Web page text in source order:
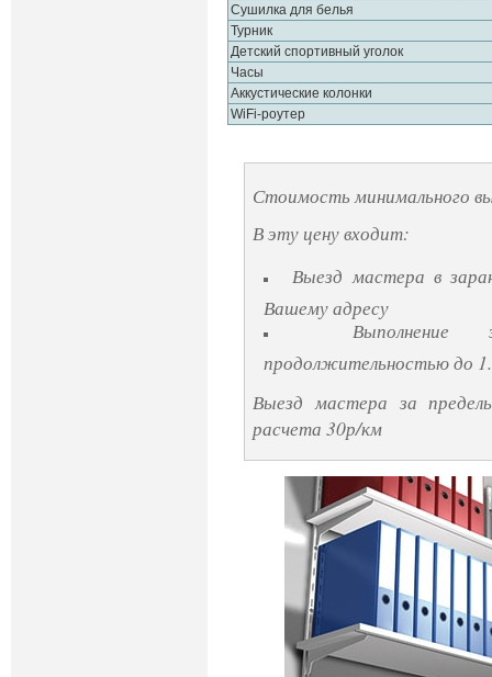
Сушилка для белья
Турник
Детский спортивный уголок
Часы
Аккустические колонки
WiFi-роутер
Стоимость минимального
В эту цену входит:
Выезд мастера в
Вашему адресу
Выполнение
продолжительностью до
Выезд мастера за
расчета 30р/км